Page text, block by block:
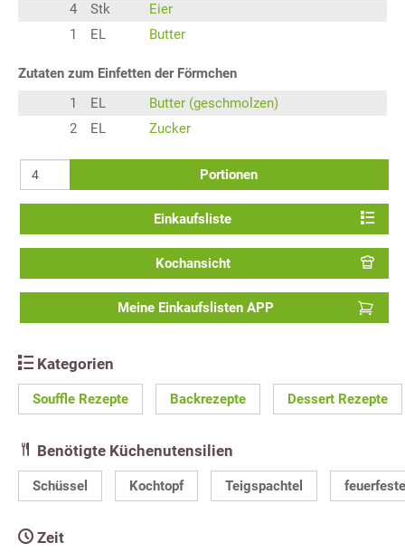
4
Stk
Eier
1
EL Butter
Zutaten zum Einfetten der Förmchen
1
EL
Butter (geschmolzen)
2
EL Zucker
Portionen
Einkaufsliste
Kochansicht
Meine Einkaufslisten APP
Kategorien
Souffle Rezepte Backrezepte Dessert Rezepte
Benötigte Küchenutensilien
Schüssel Kochtopf Teigspachtel
Zeit